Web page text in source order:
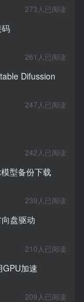
273人已阅读
261人已阅读
Difussion
247人已阅读
242人已阅读
型备份下载
239人已阅读
盘驱动
210人已阅读
加速
209人已阅读